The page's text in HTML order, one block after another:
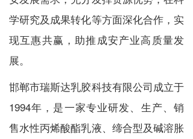
学研究及成果转化等方面深化合作，实
现互惠共赢，助推成安产业高质量发
展。
邯郸市瑞斯达乳胶科技有限公司成立于
1994年，是一家专业研发、生产、销
售水性丙烯酸酯乳液、缔合型及碱溶胀